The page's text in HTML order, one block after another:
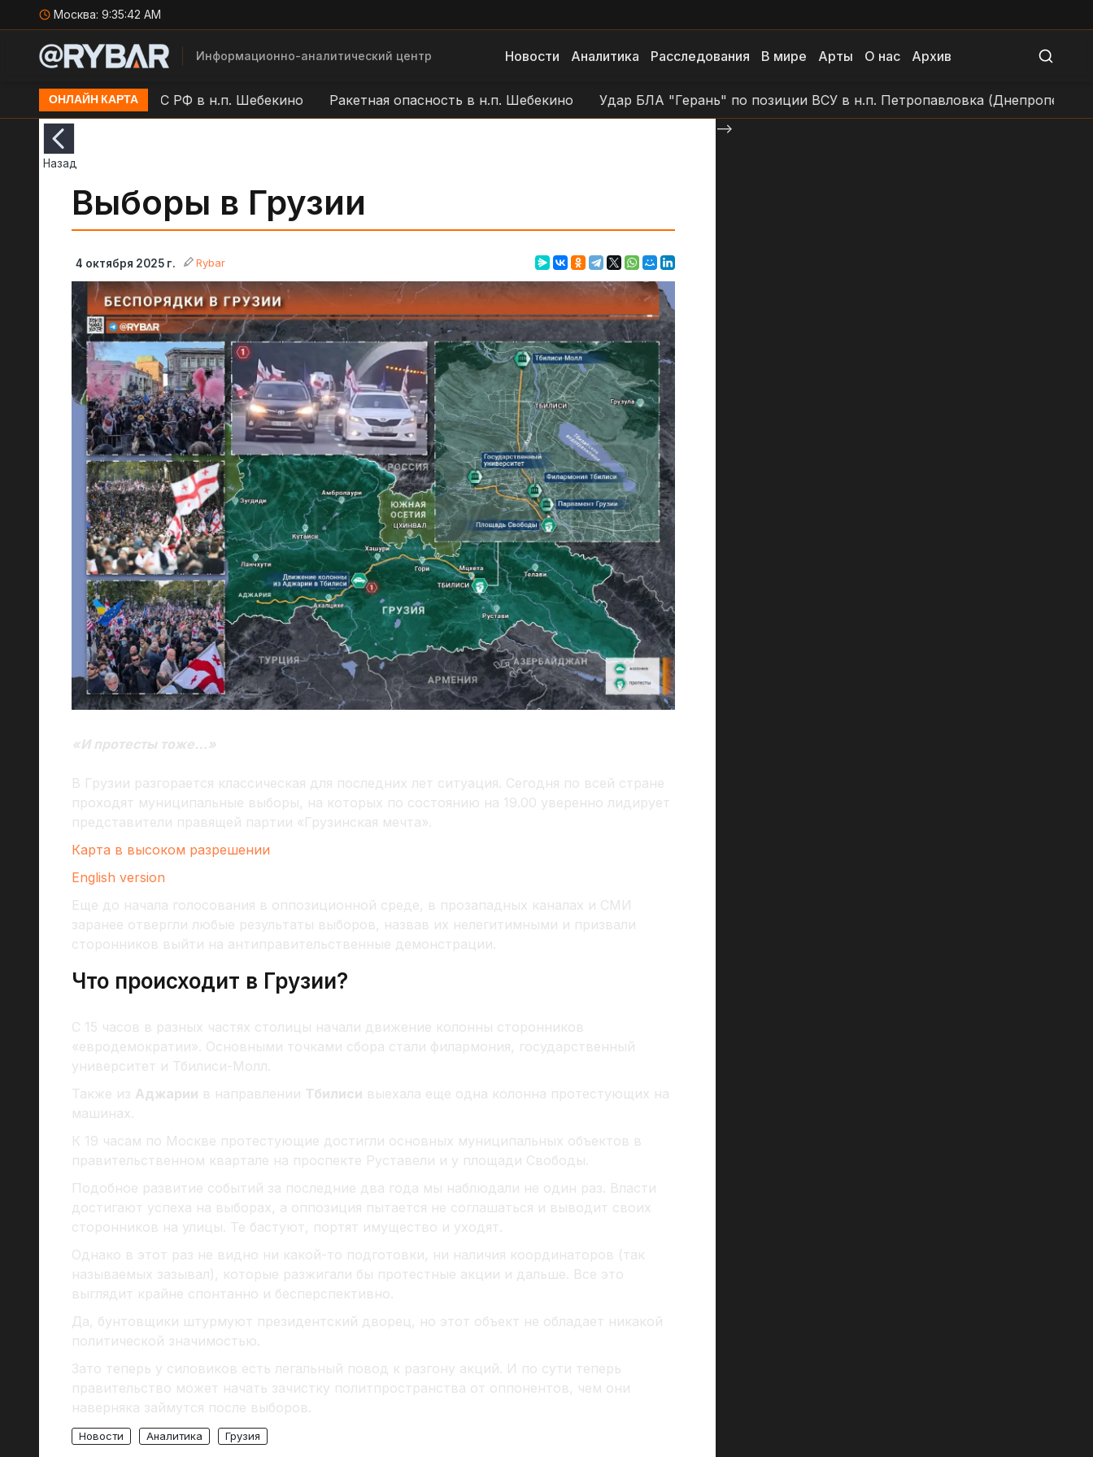
Москва: 9:35:43 AM
Информационно-аналитический центр Новости Аналитика Расследования В мире Арты О нас Архив
ОНЛАЙН КАРТА
Работа ПВО ВС РФ в н.п. Шебекино Ракетная опасность в н.п. Шебекино Удар БЛА "Герань" по позиции ВСУ в н.п. Петропавловка (Днепропетровская
Назад
Выборы в Грузии
4 октября 2025 г. Rybar
«И протесты тоже…»
В Грузии разгорается классическая для последних лет ситуация. Сегодня по всей стране
проходят муниципальные выборы, на которых по состоянию на 19.00 уверенно лидирует
представители правящей партии «Грузинская мечта».
Карта в высоком разрешении
English version
Еще до начала голосования в оппозиционной среде, в прозападных каналах и СМИ
заранее отвергли любые результаты выборов, назвав их нелегитимными и призвали
сторонников выйти на антиправительственные демонстрации.
Что происходит в Грузии?
С 15 часов в разных частях столицы начали движение колонны сторонников
«евродемократии». Основными точками сбора стали филармония, государственный
университет и Тбилиси-Молл.
Также из Аджарии в направлении Тбилиси выехала еще одна колонна протестующих на
машинах.
К 19 часам по Москве протестующие достигли основных муниципальных объектов в
правительственном квартале на проспекте Руставели и у площади Свободы.
Подобное развитие событий за последние два года мы наблюдали не один раз. Власти
достигают успеха на выборах, а оппозиция пытается не соглашаться и выводит своих
сторонников на улицы. Те бастуют, портят имущество и уходят.
Однако в этот раз не видно ни какой-то подготовки, ни наличия координаторов (так
называемых зазывал), которые разжигали бы протестные акции и дальше. Все это
выглядит крайне спонтанно и бесперспективно.
Да, бунтовщики штурмуют президентский дворец, но этот объект не обладает никакой
политической значимостью.
Зато теперь у силовиков есть легальный повод к разгону акций. И по сути теперь
правительство может начать зачистку политпространства от оппонентов, чем они
наверняка займутся после выборов.
Новости Аналитика Грузия
-->